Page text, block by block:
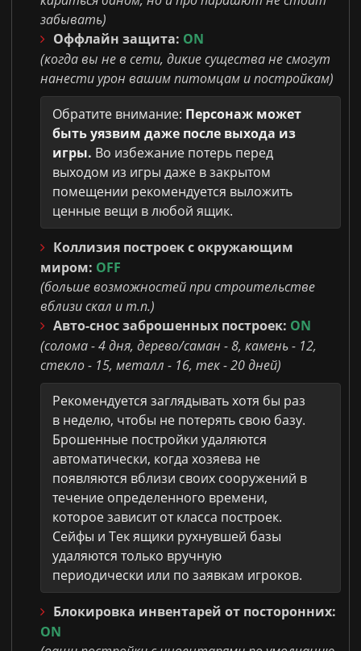
забывать)
Оффлайн защита: ON
(когда вы не в сети, дикие существа не смогут
нанести урон вашим питомцам и постройкам)
Обратите внимание: Персонаж может
быть уязвим даже после выхода из
игры. Во избежание потерь перед
выходом из игры даже в закрытом
помещении рекомендуется выложить
ценные вещи в любой ящик.
Коллизия построек с окружающим
миром: OFF
(больше возможностей при строительстве
вблизи скал и т.п.)
Авто-снос заброшенных построек: ON
(солома - 4 дня, дерево/саман - 8, камень - 12,
стекло - 15, металл - 16, тек - 20 дней)
Рекомендуется заглядывать хотя бы раз
в неделю, чтобы не потерять свою базу.
Брошенные постройки удаляются
автоматически, когда хозяева не
появляются вблизи своих сооружений в
течение определенного времени,
которое зависит от класса построек.
Сейфы и Тек ящики рухнувшей базы
удаляются только вручную
периодически или по заявкам игроков.
Блокировка инвентарей от посторонних:
ON